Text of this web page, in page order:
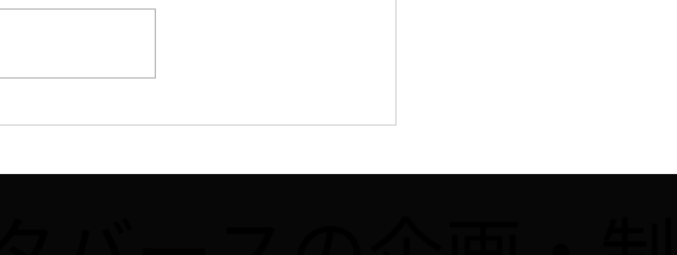
【WEB】8/2、「まいどなニ
座「Robloxで夏休み自由研究